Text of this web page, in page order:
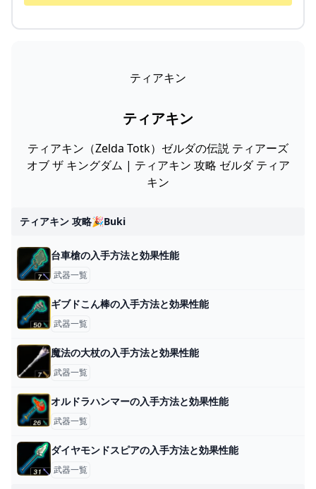
ティアキン
ティアキン
ティアキン（Zelda Totk）ゼルダの伝説 ティアーズ
オブ ザ キングダム | ティアキン 攻略 ゼルダ ティア
キン
ティアキン 攻略🎉buki
台車槍の入手方法と効果性能
武器一覧
ギブドこん棒の入手方法と効果性能
武器一覧
魔法の大杖の入手方法と効果性能
武器一覧
オルドラハンマーの入手方法と効果性能
武器一覧
ダイヤモンドスピアの入手方法と効果性能
武器一覧